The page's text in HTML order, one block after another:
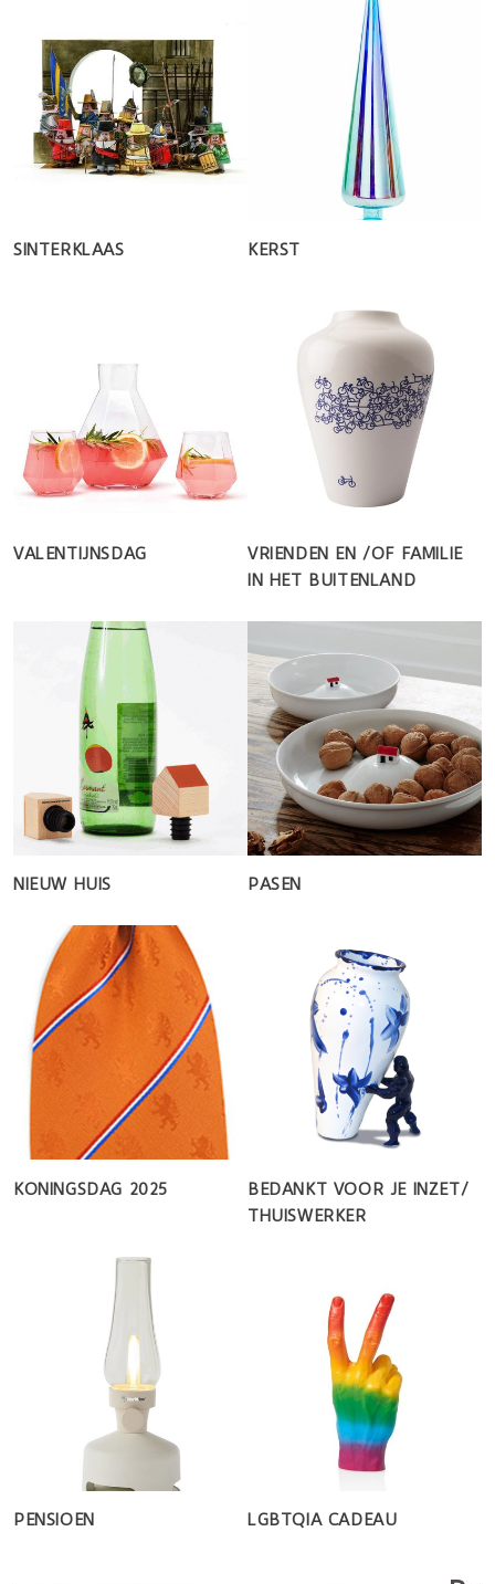
SINTERKLAAS KERST
VALENTIJNSDAG
VRIENDEN EN /OF FAMILIE
IN HET BUITENLAND
NIEUW HUIS PASEN
KONINGSDAG 2025
BEDANKT VOOR JE INZET/
THUISWERKER
PENSIOEN LGBTQIA CADEAU